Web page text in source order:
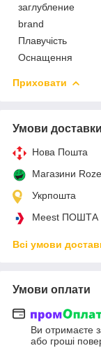
заглубление
brand
Плавучість
Оснащення
Приховати
Умови доставки
Нова Пошта
Магазини
Укрпошта
Meest ПОШТА
Всі умови
Умови оплати
Ви отримаєте
або гроші